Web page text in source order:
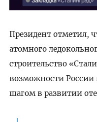
Президент отметил,
атомного
строительство
возможности России
шагом в развитии